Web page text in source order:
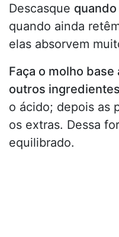
Descasque
quando ainda
elas absorvem
Faça o molho
outros
o ácido; depois as
os extras. Dessa
equilibrado.